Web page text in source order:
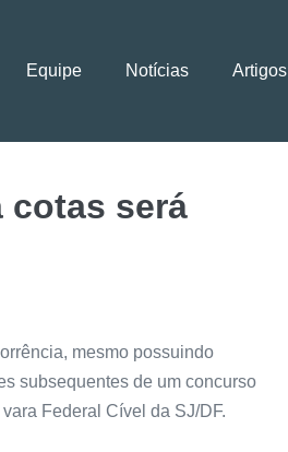
Equipe Notícias Artigos
cotas será
mesmo possuindo
subsequentes de um concurso
Federal Cível da SJ/DF.